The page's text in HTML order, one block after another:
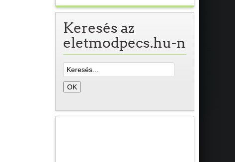
Keresés az
eletmodpecs.hu-n